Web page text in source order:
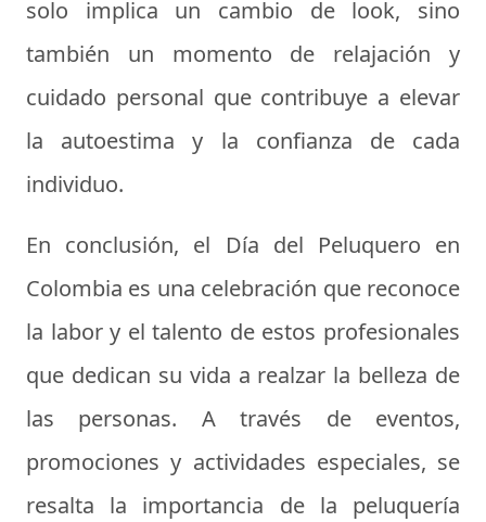
solo implica un cambio de look, sino
también un momento de relajación y
cuidado personal que contribuye a elevar
la autoestima y la confianza de cada
individuo.
En conclusión, el Día del Peluquero en
Colombia es una celebración que reconoce
la labor y el talento de estos profesionales
que dedican su vida a realzar la belleza de
las personas. A través de eventos,
promociones y actividades especiales, se
resalta la importancia de la peluquería